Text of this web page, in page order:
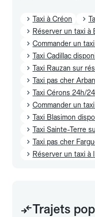
Taxi à Créon
Réserver un taxi à
Commander un
Taxi Cadillac
Taxi Rauzan sur
Taxi pas cher
Taxi Cérons 24h/24
Commander un
Taxi Blasimon
Taxi Sainte-Terre
Taxi pas cher
Réserver un taxi à
Trajets